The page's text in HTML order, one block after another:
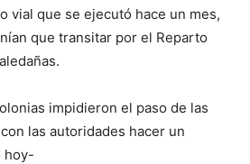
vial que se ejecutó hace un mes,
que transitar por el Reparto
impidieron el paso de las
las autoridades hacer un
hoy-